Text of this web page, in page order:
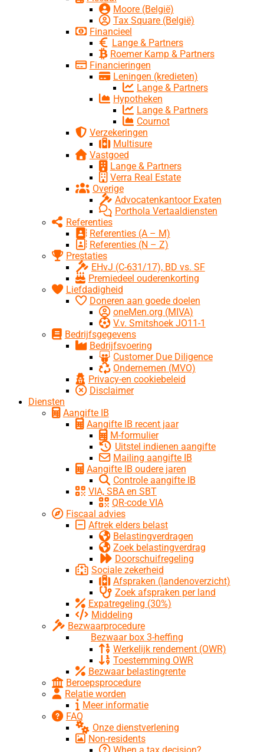
Moore (België)
Tax Square (België)
Financieel
Lange & Partners
Roemer Kamp & Partners
Financieringen
Leningen (kredieten)
Lange & Partners
Hypotheken
Lange & Partners
Cournot
Verzekeringen
Multisure
Vastgoed
Lange & Partners
Verra Real Estate
Overige
Advocatenkantoor Exaten
Porthola Vertaaldiensten
Referenties
Referenties (A – M)
Referenties (N – Z)
Prestaties
EHvJ (C-631/17), BD vs. SF
Premiedeel ouderenkorting
Liefdadigheid
Doneren aan goede doelen
oneMen.org (MIVA)
V.v. Smitshoek JO11-1
Bedrijfsgegevens
Bedrijfsvoering
Customer Due Diligence
Ondernemen (MVO)
Privacy-en cookiebeleid
Disclaimer
Diensten
Aangifte IB
Aangifte IB recent jaar
M-formulier
Uitstel indienen aangifte
Mailing aangifte IB
Aangifte IB oudere jaren
Controle aangifte IB
VIA, SBA en SBT
QR-code VIA
Fiscaal advies
Aftrek elders belast
Belastingverdragen
Zoek belastingverdrag
Doorschuifregeling
Sociale zekerheid
Afspraken (landenoverzicht)
Zoek afspraken per land
Expatregeling (30%)
Middeling
Bezwaarprocedure
Bezwaar box 3-heffing
Werkelijk rendement (OWR)
Toestemming OWR
Bezwaar belastingrente
Beroepsprocedure
Relatie worden
Meer informatie
FAQ
Onze dienstverlening
Non-residents